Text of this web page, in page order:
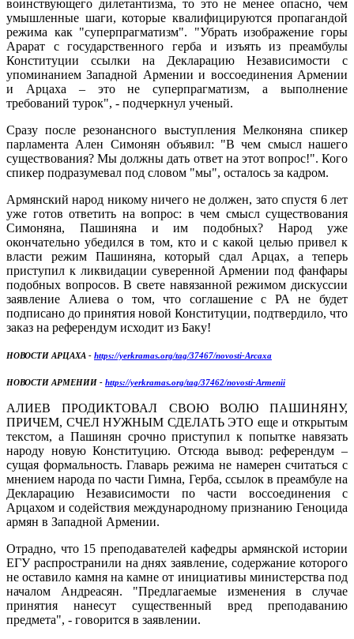
воинствующего дилетантизма, то это не менее опасно, чем
умышленные шаги, которые квалифицируются пропагандой
режима как "суперпрагматизм". "Убрать изображение горы
Арарат с государственного герба и изъять из преамбулы
Конституции ссылки на Декларацию Независимости с
упоминанием Западной Армении и воссоединения Армении
и Арцаха – это не суперпрагматизм, а выполнение
требований турок", - подчеркнул ученый.
Сразу после резонансного выступления Мелконяна спикер
парламента Ален Симонян объявил: "В чем смысл нашего
существования? Мы должны дать ответ на этот вопрос!". Кого
спикер подразумевал под словом "мы", осталось за кадром.
Армянский народ никому ничего не должен, зато спустя 6 лет
уже готов ответить на вопрос: в чем смысл существования
Симоняна, Пашиняна и им подобных? Народ уже
окончательно убедился в том, кто и с какой целью привел к
власти режим Пашиняна, который сдал Арцах, а теперь
приступил к ликвидации суверенной Армении под фанфары
подобных вопросов. В свете навязанной режимом дискуссии
заявление Алиева о том, что соглашение с РА не будет
подписано до принятия новой Конституции, подтвердило, что
заказ на референдум исходит из Баку!
НОВОСТИ АРЦАХА - https://yerkramas.org/tag/37467/novosti-Arcaxa
НОВОСТИ АРМЕНИИ - https://yerkramas.org/tag/37462/novosti-Armenii
АЛИЕВ ПРОДИКТОВАЛ СВОЮ ВОЛЮ ПАШИНЯНУ,
ПРИЧЕМ, СЧЕЛ НУЖНЫМ СДЕЛАТЬ ЭТО еще и открытым
текстом, а Пашинян срочно приступил к попытке навязать
народу новую Конституцию. Отсюда вывод: референдум –
сущая формальность. Главарь режима не намерен считаться с
мнением народа по части Гимна, Герба, ссылок в преамбуле на
Декларацию Независимости по части воссоединения с
Арцахом и содействия международному признанию Геноцида
армян в Западной Армении.
Отрадно, что 15 преподавателей кафедры армянской истории
ЕГУ распространили на днях заявление, содержание которого
не оставило камня на камне от инициативы министерства под
началом Андреасян. "Предлагаемые изменения в случае
принятия нанесут существенный вред преподаванию
предмета", - говорится в заявлении.